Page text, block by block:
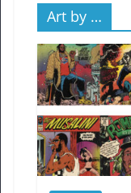
Art by …